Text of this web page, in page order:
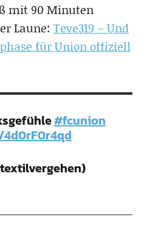
mit 90 Minuten
Laune: Teve319 – Und
für Union offiziell
#fcunion